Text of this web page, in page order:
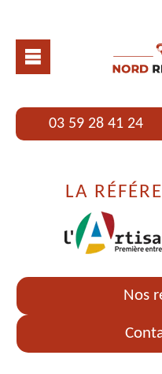
03 59 28 41 24
LA
Nos